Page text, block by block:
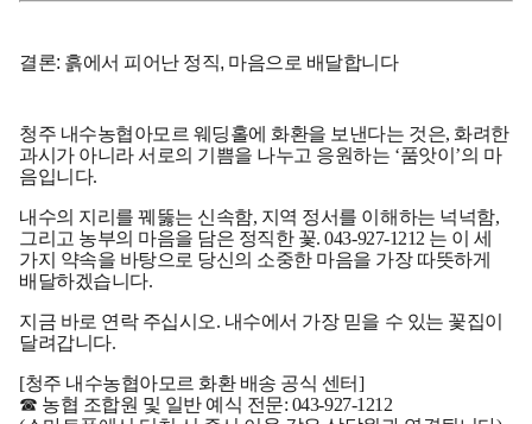
결론: 흙에서 피어난 정직, 마음으로 배달합니다
청주 내수농협아모르 웨딩홀에 화환을 보낸다는 것은, 화려한
과시가 아니라 서로의 기쁨을 나누고 응원하는 ‘품앗이’의 마
음입니다.
내수의 지리를 꿰뚫는 신속함, 지역 정서를 이해하는 넉넉함,
그리고 농부의 마음을 담은 정직한 꽃.043-927-1212 는 이 세
가지 약속을 바탕으로 당신의 소중한 마음을 가장 따뜻하게
배달하겠습니다.
지금 바로 연락 주십시오. 내수에서 가장 믿을 수 있는 꽃집이
달려갑니다.
[청주 내수농협아모르 화환 배송 공식 센터]
☎ 농협 조합원 및 일반 예식 전문: 043-927-1212